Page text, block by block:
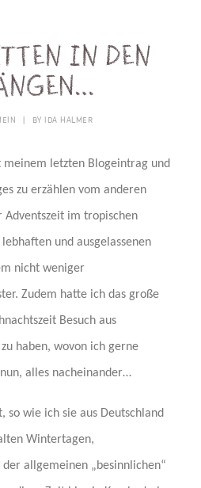
in den
BY IDA HALMER
meinem letzten Blogeintrag und
zu erzählen vom anderen
Adventszeit im tropischen
und ausgelassenen
nicht weniger
Zudem hatte ich das große
Besuch aus
haben, wovon ich gerne
alles nacheinander…
so wie ich sie aus Deutschland
Wintertagen,
allgemeinen „besinnlichen“